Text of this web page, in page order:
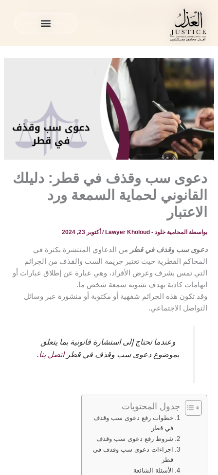
المحتوى
المدونة القانونية
القانوني لحماية السمعة ورد الاعتبار
دعوى سب وقذف في قطر: دليلك
القانوني لحماية السمعة ورد
الاعتبار
بواسطة المحامية خلود - Lawyer Kholoud / أكتوبر 23, 2024
دعوى سب وقذف في قطر
من الدعاوي المنتشرة بكثرة في
المحاكم القطرية حيث تعتبر جريمة السب والقذف من الجرائم
التي تمس بشرف وعرض الأفراد، وهي عبارة عن إطلاق عبارات أو
اتهامات كاذبة بهدف تشويه سمعة شخص ما.
وقد تكون هذه الجرائم شفهية أو مكتوبة أو منشورة عبر وسائل
التواصل الاجتماعي.
وعندما تحتاج إلى استشارة قانونية بما يتعلق
بموضوع دعوى سب وقذف في قطراتصل بنا.
جدول المحتويات
خطوات رفع دعوى سب وقذف
في قطر
شروط رفع دعوى سب وقذف
اجراءات دعوى سب وقذف في
قطر
الأسئلة الشائعة